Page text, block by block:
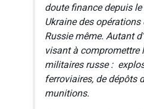
doute finance depuis
Ukraine des
Russie même. Autant
visant à compromettre
militaires russe :
ferroviaires, de dépôts
munitions.